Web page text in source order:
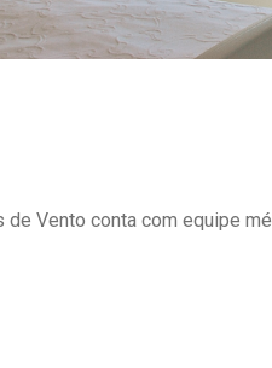
Vento conta com equipe